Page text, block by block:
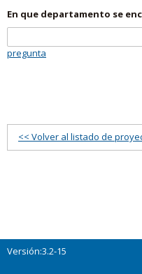
En que departamento se
pregunta
<< Volver al listado de
Versión:3.2-15